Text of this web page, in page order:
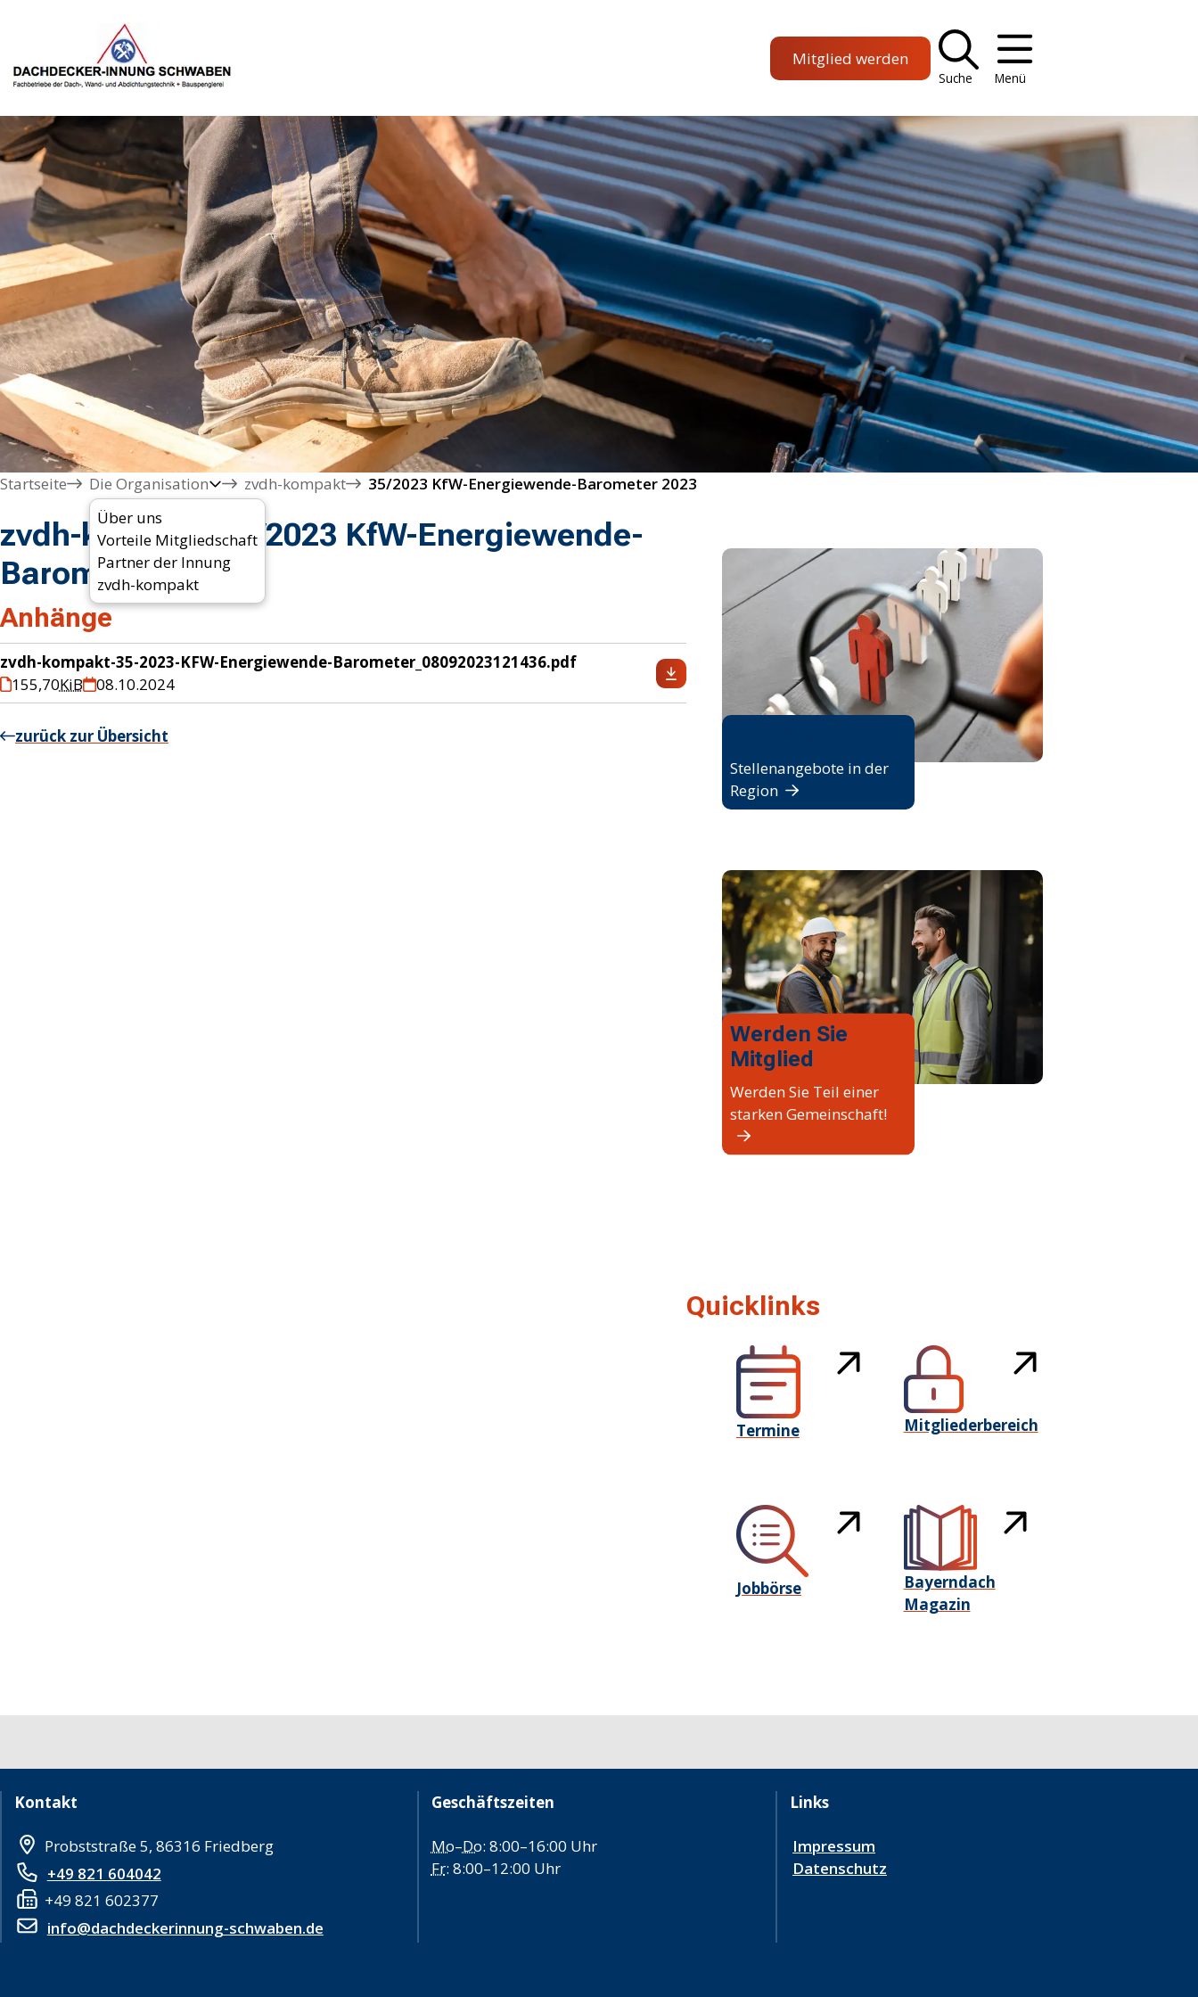
Mitglied werden
Suche Menü
Startseite
Die Organisation
Über uns
Vorteile Mitgliedschaft
Partner der Innung
zvdh-kompakt
zvdh-kompakt 35/2023 KfW-Energiewende-Barometer 2023
zvdh-kompakt 35/2023 KfW-Energiewende-
Barometer 2023
Anhänge
zvdh-kompakt-35-2023-KFW-Energiewende-Barometer_08092023121436.pdf
155,70KiB 08.10.2024
zurück zur Übersicht
Stellenangebote in der
Region
Werden Sie
Mitglied
Werden Sie Teil einer
starken Gemeinschaft!
Quicklinks
Termine Mitgliederbereich
Jobbörse
Bayerndach
Magazin
Kontakt
Probststraße 5, 86316 Friedberg
+49 821 604042
+49 821 602377
info@dachdeckerinnung-schwaben.de
Geschäftszeiten
Mo–Do: 8:00–16:00 Uhr
Fr: 8:00–12:00 Uhr
Links
Impressum
Datenschutz